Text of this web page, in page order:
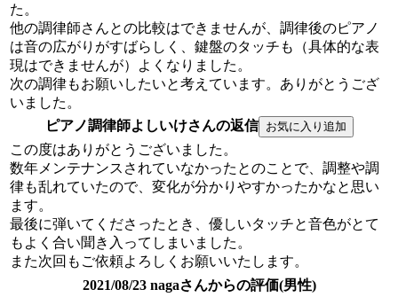
た。
他の調律師さんとの比較はできませんが、調律後のピアノ
は音の広がりがすばらしく、鍵盤のタッチも（具体的な表
現はできませんが）よくなりました。
次の調律もお願いしたいと考えています。ありがとうござ
いました。
ピアノ調律師よしいけさんの返信
この度はありがとうございました。
数年メンテナンスされていなかったとのことで、調整や調
律も乱れていたので、変化が分かりやすかったかなと思い
ます。
最後に弾いてくださったとき、優しいタッチと音色がとて
もよく合い聞き入ってしまいました。
また次回もご依頼よろしくお願いいたします。
2021/08/23 nagaさんからの評価(男性)